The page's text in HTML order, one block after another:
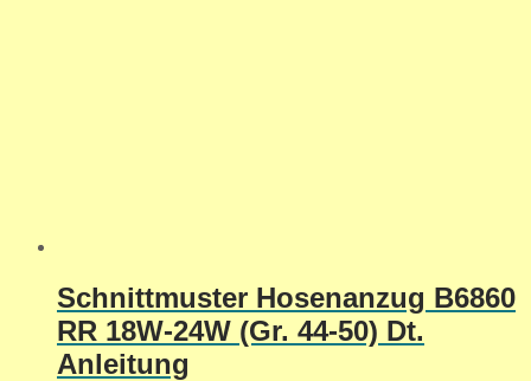
Schnittmuster Hosenanzug B6860
RR 18W-24W (Gr. 44-50) Dt.
Anleitung